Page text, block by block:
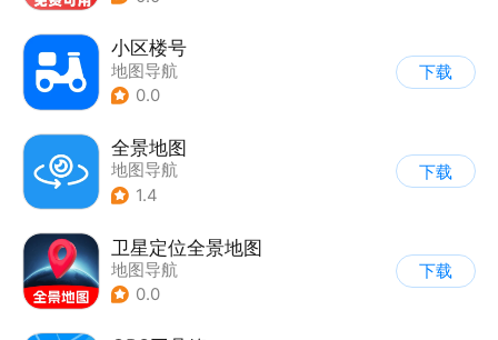
小区楼号
地图导航
0.0
下载
全景地图
地图导航
1.4
下载
卫星定位全景地图
地图导航
0.0
下载